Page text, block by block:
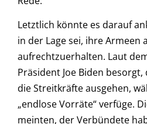
Letztlich könnte es darauf
in der Lage sei, ihre Armeen
aufrechtzuerhalten. Laut
Präsident Joe Biden
die Streitkräfte ausgehen,
„endlose Vorräte“ verfüge.
meinten, der Verbündete